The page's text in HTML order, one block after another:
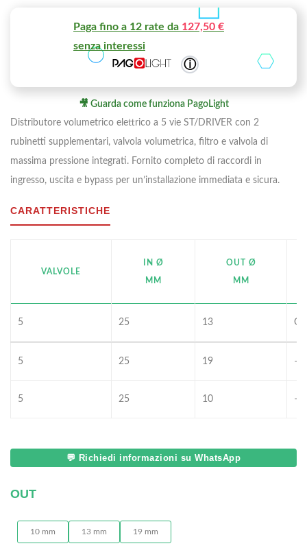
Paga fino a 12 rate da 127,50 €
senza interessi
ⓘ
🎥 Guarda come funziona PagoLight
Distributore volumetrico elettrico a 5 vie ST/DRIVER con 2
rubinetti supplementari, valvola volumetrica, filtro e valvola di
massima pressione integrati. Fornito completo di raccordi in
ingresso, uscita e bypass per un’installazione immediata e sicura.
CARATTERISTICHE
VALVOLE
IN Ø
MM
OUT Ø
MM
5 25 13 G
5 25 19 –
5 25 10 –
💬 Richiedi informazioni su WhatsApp
OUT
10 mm 13 mm 19 mm